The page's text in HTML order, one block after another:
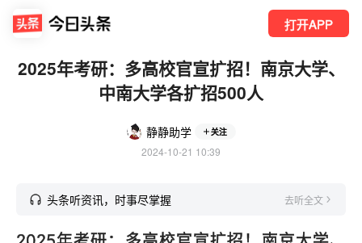
打开APP
2025年考研：多高校官宣扩招！南京大学、
中南大学各扩招500人
静静助学 关注
2024-10-21 10:39
头条听资讯，时事尽掌握 去听全文